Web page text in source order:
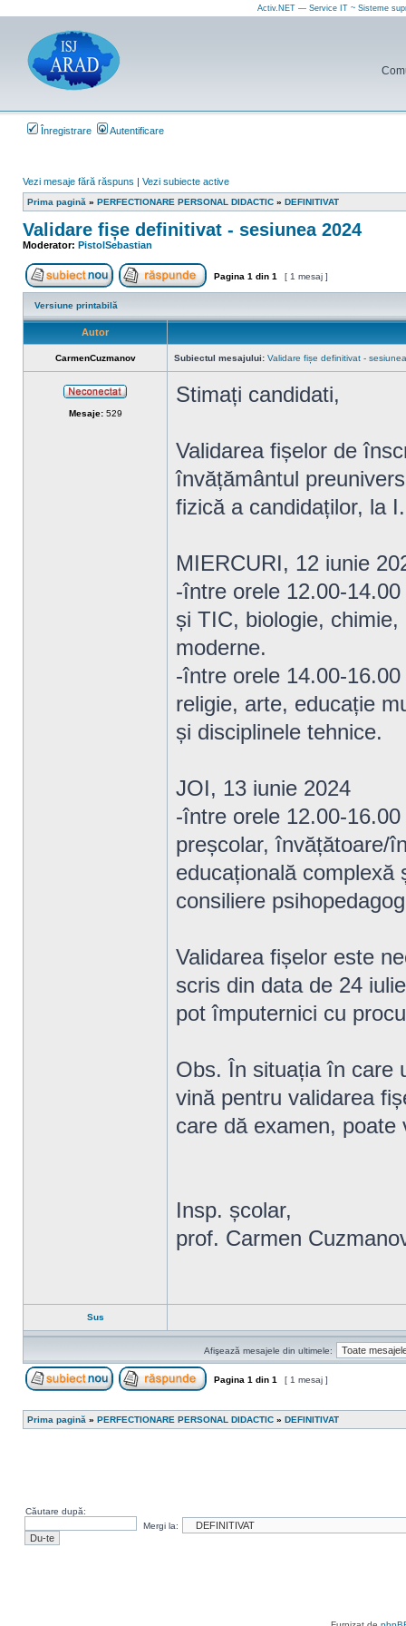
Activ.NET — Service IT ~ Sisteme
Înregistrare Autentificare
Vezi mesaje fără răspuns | Vezi subiecte active
Prima pagină » PERFECTIONARE PERSONAL DIDACTIC » DEFINITIVAT
Validare fișe definitivat - sesiunea 2024
Moderator: PistolSebastian
Scrie un subiect nou Răspunde la subiect
Pagina 1 din 1 [ 1 mesaj ]
Versiune printabilă
Autor
CarmenCuzmanov Subiectul mesajului: Validare fișe definitivat -
Mesaje:529
Stimați candidati,
Validarea fișelor de
învățământul
fizică a candidaților, la
MIERCURI, 12 iunie
-între orele 12.00-
și TIC, biologie,
moderne.
-între orele 14.00-
religie, arte, educație
și disciplinele tehnice.
JOI, 13 iunie 2024
-între orele 12.00-
preșcolar, învățătoare/
educațională complexă
consiliere
Validarea fișelor este
scris din data de 24
pot împuternici cu
Obs. În situația în care
vină pentru validarea
care dă examen,
Insp. școlar,
prof. Carmen
Sus
Afişează mesajele din ultimele:
Pagina 1 din 1 [ 1 mesaj ]
Prima pagină » PERFECTIONARE PERSONAL DIDACTIC » DEFINITIVAT
Căutare după:
Mergi la: